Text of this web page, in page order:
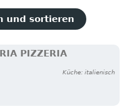
und sortieren
PIZZERIA
Küche: italienisch